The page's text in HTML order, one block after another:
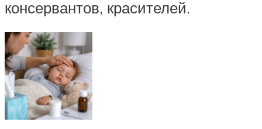
консервантов, красителей.